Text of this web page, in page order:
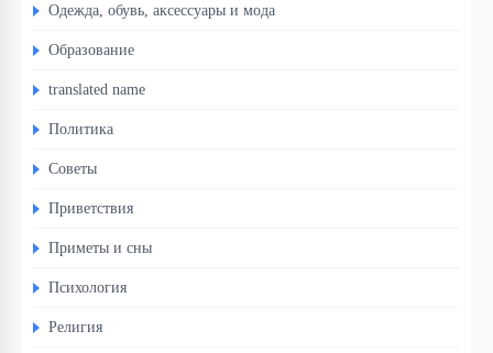
Одежда, обувь, аксессуары и мода
Образование
translated name
Политика
Советы
Приветствия
Приметы и сны
Психология
Религия